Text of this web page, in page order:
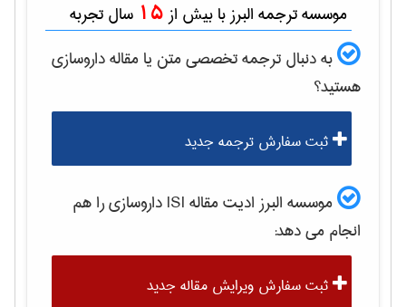
موسسه ترجمه البرز با بیش از 15 سال تجربه
به دنبال ترجمه تخصصی متن یا مقالهداروسازی
هستید؟
ثبت سفارش ترجمه جدید
موسسه البرز ادیت مقاله ISI داروسازیرا هم
انجام می دهد:
ثبت سفارش ویرایش مقاله جدید